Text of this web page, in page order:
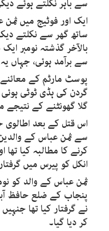
سے باہر نکلتے ہوئے
ایک اور فوٹیج میں
ساتھ گھر سے نکلتے
بالآخر گذشتہ نومبر
سے برآمد ہوئی، جہاں یہ
پوسٹ مارٹم کے
گردن کی ہڈی ٹوٹی
گلا گھونٹنے کے نتیجے
اس قتل کے بعد
سے ثمن عباس کے
کرنے کا مطالبہ کیا
انکل کو پیرس میں
پنجاب کے ضلع حافظ
نے گرفتار کیا تھا
کر دیا گیا۔